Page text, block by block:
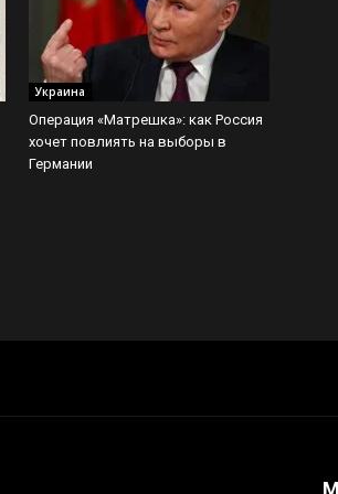
Украина
Операция «Матрешка»: как Россия
хочет повлиять на выборы в
Германии